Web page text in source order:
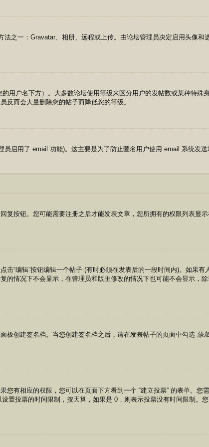
法之一：Gravatar、相册、远程或上传。由论坛管理员决定启用头像
用户名下方）。大多数论坛使用等级来区分用户的发帖数或某种特殊
反而会大量删除您的帖子而降低您的等级。
启用了 email 功能)。这主要是为了防止匿名用户使用 email 系统发
复按钮。您可能需要注册之后才能发表文章，您所拥有的权限列表显
击“编辑”按钮编辑一个帖子 (有时必须在发表后的一段时间内)。如果
的情况下不会显示，在管理员和版主修改的情况下也可能不会显示，
板创建签名档。当您创建签名档之后，请在发表帖子的页面中勾选 添
您有相应的权限，您可以在页面下方看到一个 “建立投票” 的表单。
置投票的时间限制，按天算，如果是 0，则表示投票没有时间限制。